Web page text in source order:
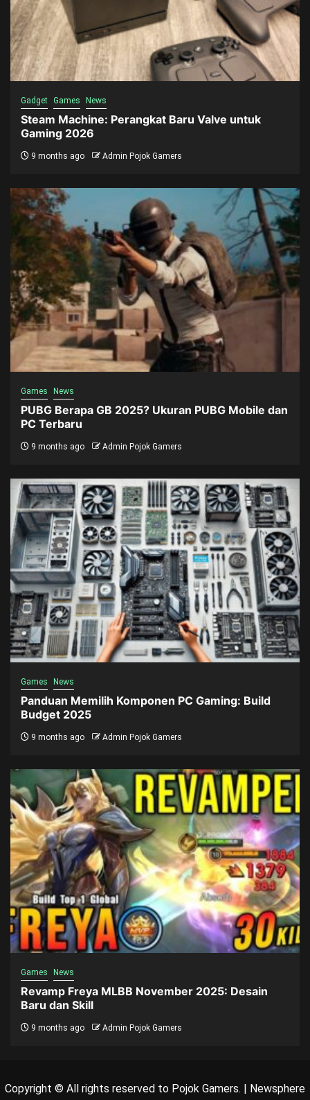
Gadget Games News
Steam Machine: Perangkat Baru Valve untuk
Gaming 2026
9 months ago Admin Pojok Gamers
Games News
PUBG Berapa GB 2025? Ukuran PUBG Mobile dan
PC Terbaru
9 months ago Admin Pojok Gamers
Games News
Panduan Memilih Komponen PC Gaming: Build
Budget 2025
9 months ago Admin Pojok Gamers
Games News
Revamp Freya MLBB November 2025: Desain
Baru dan Skill
9 months ago Admin Pojok Gamers
Copyright © All rights reserved to Pojok Gamers. | Newsphere